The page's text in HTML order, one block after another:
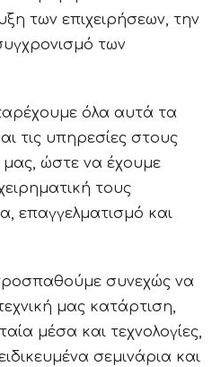
των επιχειρήσεων, την
των
όλα αυτά τα
τις υπηρεσίες στους
μας, ώστε να έχουμε
τους
επαγγελματισμό και
συνεχώς να
μας κατάρτιση,
μέσα και τεχνολογίες,
σεμινάρια και